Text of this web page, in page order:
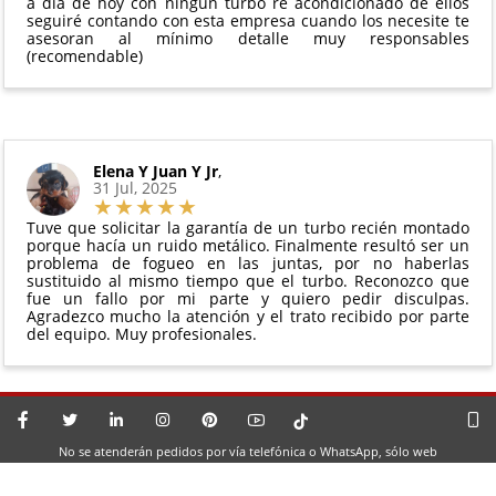
seguiré contando con esta empresa cuando los necesite te
asesoran al mínimo detalle muy responsables
(recomendable)
Elena Y Juan Y Jr,
31 Jul, 2025
Tuve que solicitar la garantía de un turbo recién montado
porque hacía un ruido metálico. Finalmente resultó ser un
problema de fogueo en las juntas, por no haberlas
sustituido al mismo tiempo que el turbo. Reconozco que
fue un fallo por mi parte y quiero pedir disculpas.
Agradezco mucho la atención y el trato recibido por parte
del equipo. Muy profesionales.
No se atenderán pedidos por vía telefónica o WhatsApp, sólo web